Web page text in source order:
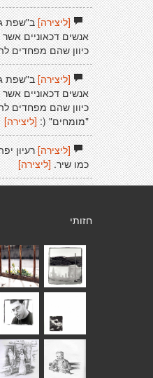
[ליצירה]ב"שפת
אנשים דכאוניים
כיוון שהם מפחדים
[ליצירה]ב"שפת
אנשים דכאוניים
כיוון שהם מפחדים
"מומחים" (: [ליצירה]
[ליצירה]רעיון
כמו שיר. [ליצירה]
חזותי